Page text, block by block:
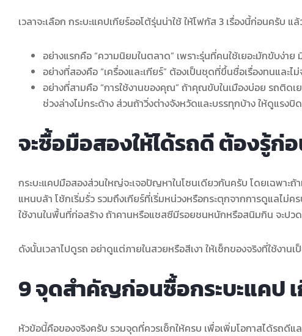
เวลาจะเลือก กระบะแคปเกียร์ออโต้รุ่นน่าใช้ ให้โฟกัส 3 เรื่องนี้ก่อนครับ แ
อย่างแรกคือ “ความนิยมในตลาด” เพราะรุ่นที่คนใช้เยอะมักขับง่าย
อย่างที่สองคือ “เครื่องและเกียร์” ต้องเป็นชุดที่ขึ้นชื่อเรื่องทนและ
อย่างที่สามคือ “การใช้งานของคุณ” ถ้าคุณขับในเมืองบ่อย รถติดเ
ช่วงล่างไม่กระด้าง ส่วนถ้าวิ่งต่างจังหวัดและบรรทุกบ้าง ให้ดูแรง
จะซื้อมือสองให้ได้รถดี ต้องรู้ก่
กระบะแคปมือสองส่วนใหญ่จะเจอปัญหาในโซนเดียวกันครับ โดยเฉพาะ
แหนบล้า โช้กเริ่มรั่ว รวมถึงเกียร์ที่เริ่มหน่วงหรือกระตุกจากการดูแลไม่
ใช้งานในพื้นที่ก่อสร้าง ถ้าคานหรือแชสซีมีรอยชนหนักหรือสนิมกิน จะปว
ดังนั้นเวลาไปดูรถ อย่าดูแต่ภายในสวยหรือสีเงา ให้เช็กของจริงที่ใช้งาน
9 จุดสำคัญก่อนซื้อกระบะแคป
หัวข้อนี้คือของจริงครับ รวมจุดที่ควรเช็กให้ครบ เพื่อเพิ่มโอกาสได้รถดีแ